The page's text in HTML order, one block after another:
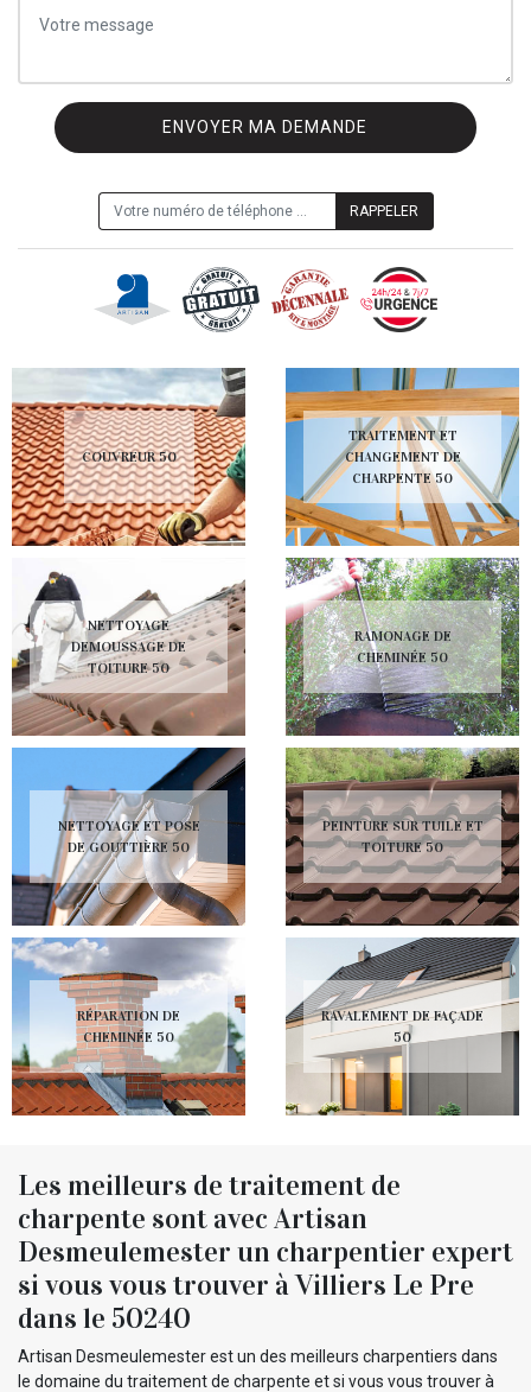
COUVREUR 50
NETTOYAGE
DEMOUSSAGE DE
TOITURE 50
NETTOYAGE ET POSE
DE GOUTTIÈRE 50
RÉPARATION DE
CHEMINÉE 50
TRAITEMENT ET
CHANGEMENT DE
CHARPENTE 50
RAMONAGE DE
CHEMINÉE 50
PEINTURE SUR TUILE ET
TOITURE 50
RAVALEMENT DE FAÇADE
50
Les meilleurs de traitement de
charpente sont avec Artisan
Desmeulemester un charpentier expert
si vous vous trouver à Villiers Le Pre
dans le 50240
Artisan Desmeulemester est un des meilleurs charpentiers dans
le domaine du traitement de charpente et si vous vous trouver à